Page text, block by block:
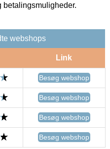
betalingsmuligheder.
webshops
Link
Besøg webshop
Besøg webshop
Besøg webshop
Besøg webshop